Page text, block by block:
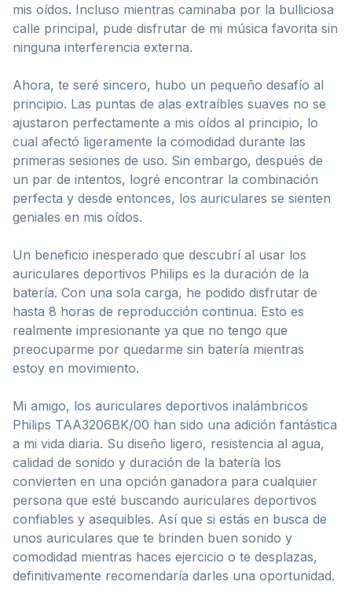
mis oídos. Incluso mientras caminaba por la bulliciosa
calle principal, pude disfrutar de mi música favorita sin
ninguna interferencia externa.
Ahora, te seré sincero, hubo un pequeño desafío al
principio. Las puntas de alas extraíbles suaves no se
ajustaron perfectamente a mis oídos al principio, lo
cual afectó ligeramente la comodidad durante las
primeras sesiones de uso. Sin embargo, después de
un par de intentos, logré encontrar la combinación
perfecta y desde entonces, los auriculares se sienten
geniales en mis oídos.
Un beneficio inesperado que descubrí al usar los
auriculares deportivos Philips es la duración de la
batería. Con una sola carga, he podido disfrutar de
hasta 8 horas de reproducción continua. Esto es
realmente impresionante ya que no tengo que
preocuparme por quedarme sin batería mientras
estoy en movimiento.
Mi amigo, los auriculares deportivos inalámbricos
Philips TAA3206BK/00 han sido una adición fantástica
a mi vida diaria. Su diseño ligero, resistencia al agua,
calidad de sonido y duración de la batería los
convierten en una opción ganadora para cualquier
persona que esté buscando auriculares deportivos
confiables y asequibles. Así que si estás en busca de
unos auriculares que te brinden buen sonido y
comodidad mientras haces ejercicio o te desplazas,
definitivamente recomendaría darles una oportunidad.